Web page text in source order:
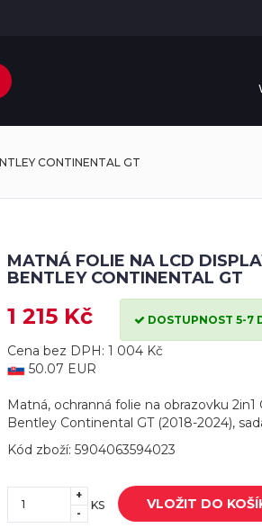
CONTINENTAL GT
MATNÁ FOLIE NA LCD
BENTLEY CONTINENTAL GT
1 215 Kč DOSTUPNOST 5-7
Cena bez DPH: 1 004 Kč
50.07 EUR
Matná, ochranná folie na obrazovku
Bentley Continental GT (2018-2024),
Kód zboží: 5904063594023
+
-
KS VLOŽIT DO